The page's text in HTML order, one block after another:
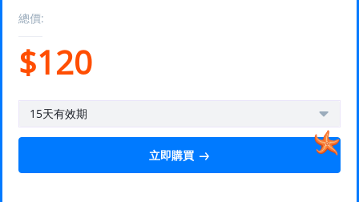
總價:
$120
15天有效期
立即購買